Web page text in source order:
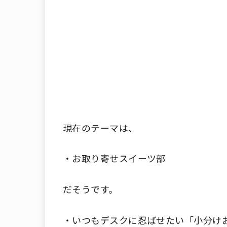
現在のテーマは、
・お取り寄せスイーツ部
だそうです。
・いつもデスクに忍ばせたい「小分け